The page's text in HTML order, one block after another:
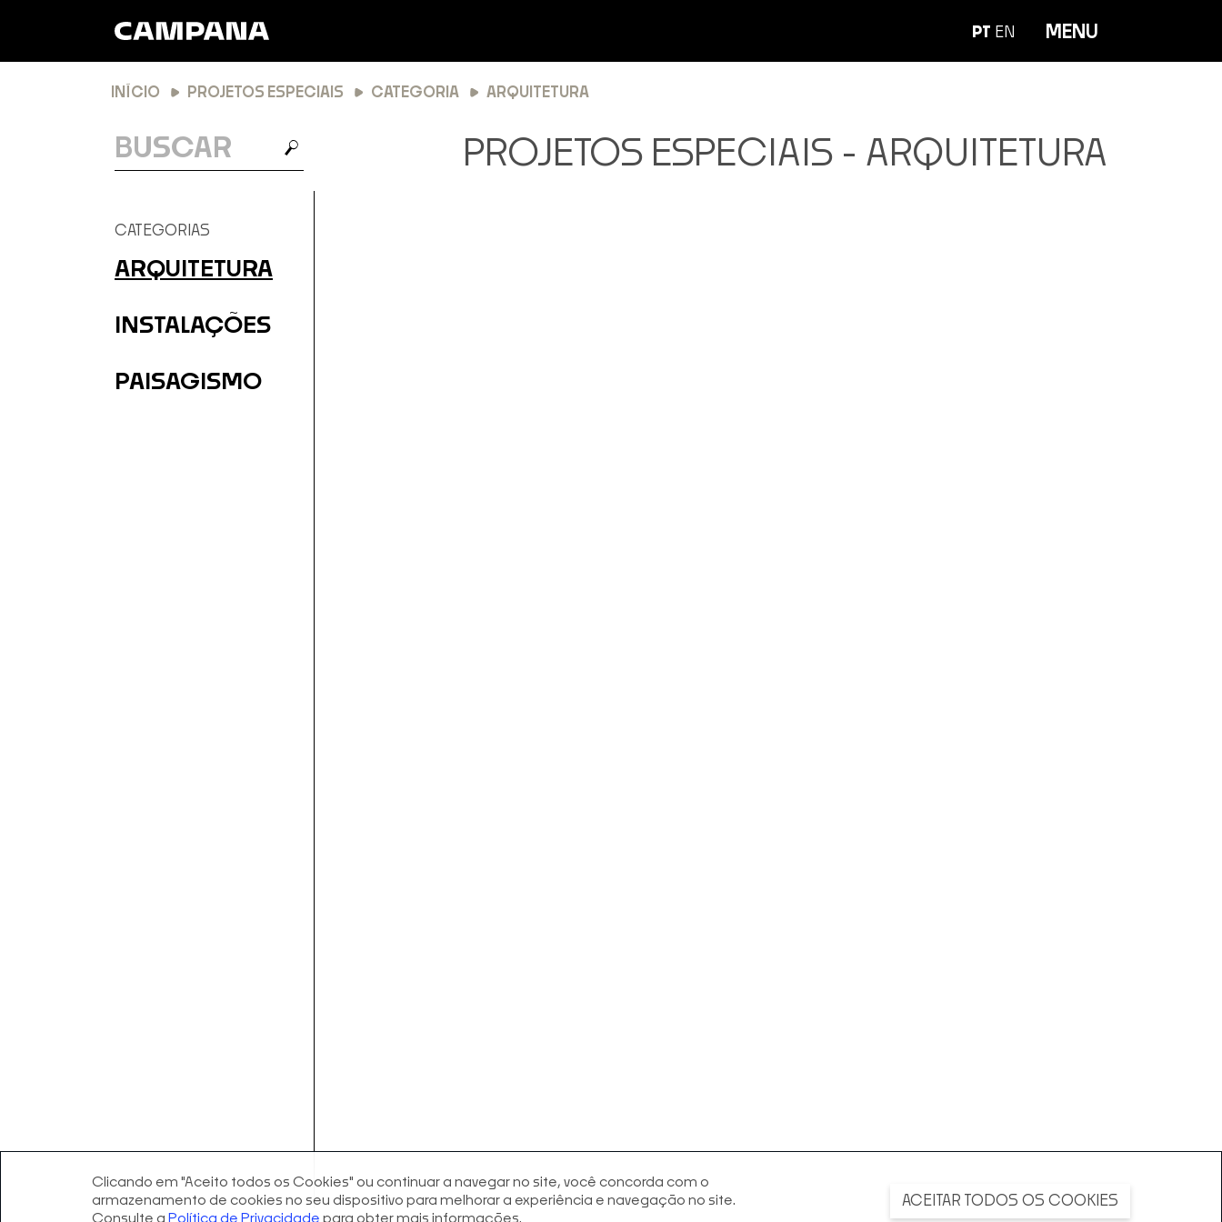
PT EN MENU
INÍCIO PROJETOS ESPECIAIS CATEGORIA ARQUITETURA
PROJETOS ESPECIAIS - ARQUITETURA
BUSCA
BUSCAR
CATEGORIAS
ARQUITETURA
INSTALAÇÕES
PAISAGISMO
Clicando em "Aceito todos os Cookies" ou continuar a navegar no site, você concorda com o
armazenamento de cookies no seu dispositivo para melhorar a experiência e navegação no site.
Consulte a Política de Privacidade para obter mais informações.
ACEITAR TODOS OS COOKIES